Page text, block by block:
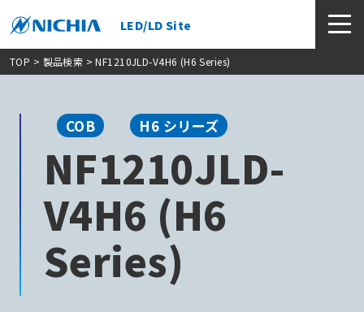
LED/LD Site
TOP > 製品検索 > NF1210JLD-V4H6 (H6 Series)
COB H6 シリーズ
NF1210JLD-
V4H6 (H6
Series)